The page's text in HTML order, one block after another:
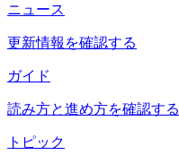
ニュース
更新情報を確認する
ガイド
読み方と進め方を確認する
トピック